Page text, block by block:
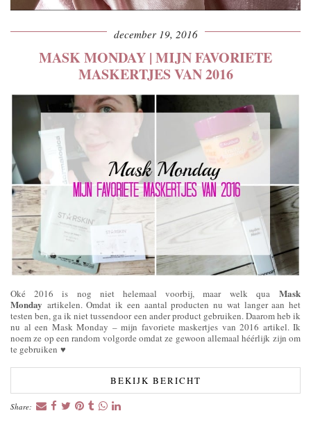
december 19, 2016
MASK MONDAY | MIJN FAVORIETE
MASKERTJES VAN 2016
Oké 2016 is nog niet helemaal voorbij, maar welk qua Mask
Monday artikelen. Omdat ik een aantal producten nu wat langer aan het
testen ben, ga ik niet tussendoor een ander product gebruiken. Daarom heb ik
nu al een Mask Monday – mijn favoriete maskertjes van 2016 artikel. Ik
noem ze op een random volgorde omdat ze gewoon allemaal héérlijk zijn om
te gebruiken ♥
BEKIJK BERICHT
Share: